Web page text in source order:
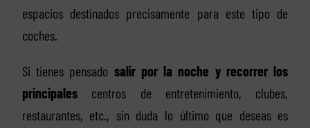
espacios destinados precisamente para este tipo de
coches.
Si tienes pensado salir por la noche y recorrer los
principalescentros de entretenimiento, clubes,
restaurantes, etc., sin duda lo último que deseas es